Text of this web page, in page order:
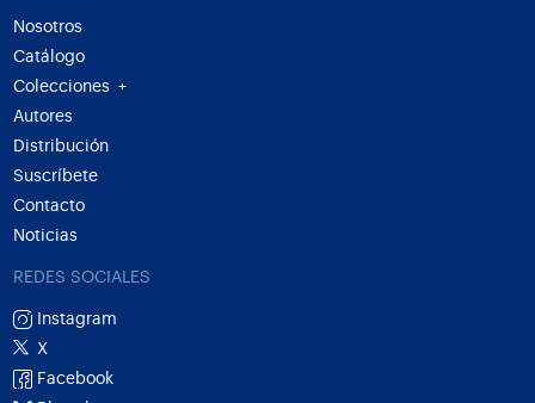
Nosotros
Catálogo
Colecciones
+
Autores
Distribución
Suscríbete
Contacto
Noticias
REDES SOCIALES
Instagram
X
Facebook